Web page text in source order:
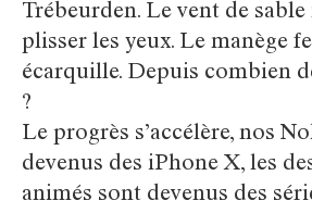
Trébeurden. Le vent de
plisser les yeux. Le manège
écarquille. Depuis combien
?
Le progrès s’accélère, nos
devenus des iPhone X, les
animés sont devenus des